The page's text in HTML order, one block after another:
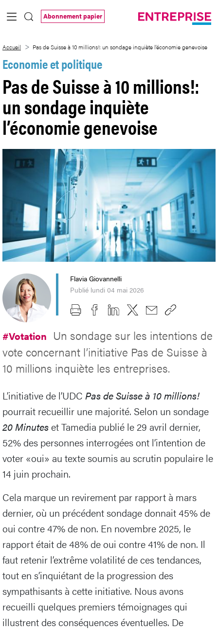
Saut au contenu principal
Abonnement papier
Accueil Pas de Suisse à 10 millions!: un sondage inquiète l’économie genevoise
Economie et politique
Pas de Suisse à 10 millions!:
un sondage inquiète
l’économie genevoise
Flavia Giovannelli
Publié lundi 04 mai 2026
#Votation Un sondage sur les intentions de
vote concernant l’initiative Pas de Suisse à
10 millions inquiète les entreprises.
L’initiative de l’UDC Pas de Suisse à 10 millions!
pourrait recueillir une majorité. Selon un sondage
20 Minuteset Tamedia publié le 29 avril dernier,
52% des personnes interrogées ont l’intention de
voter «oui» au texte soumis au scrutin populaire le
14 juin prochain.
Cela marque un revirement par rapport à mars
dernier, où un précédent sondage donnait 45% de
oui contre 47% de non. En novembre 2025, le
rapport était de 48% de oui contre 41% de non. Il
faut retenir l’extrême volatilité de ces tendances,
tout en s’inquiétant de la progression des
sympathisants à cette initiative. Nous avons
recueilli quelques premiers témoignages qui
illustrent des conséquences éventuelles. De